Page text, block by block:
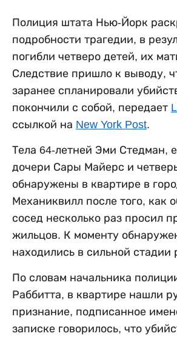
Полиция штата Нью-Йорк
подробности трагедии, в
погибли четверо детей, их
Следствие пришло к выводу,
заранее спланировали
покончили с собой, передает
ссылкой на New York Post.
Тела 64-летней Эми Стедман,
дочери Сары Майерс и
обнаружены в квартире в
Механиквилл после того, как
сосед несколько раз просил
жильцов. К моменту
находились в сильной стадии
По словам начальника
Раббитта, в квартире нашли
признание, подписанное
записке говорилось, что